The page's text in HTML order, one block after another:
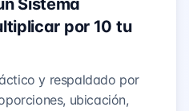
Sistema
por 10 tu
y respaldado por
ubicación,